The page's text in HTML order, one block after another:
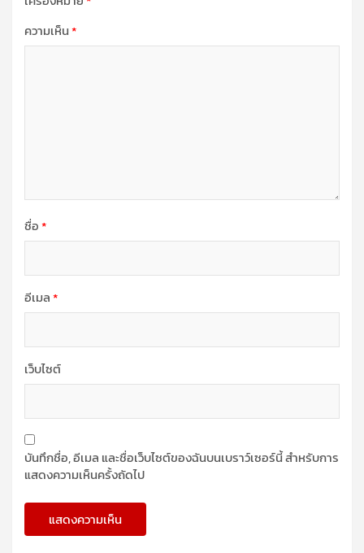
ความเห็น*
ชื่อ*
อีเมล*
เว็บไซต์
บันทึกชื่อ, อีเมล และชื่อเว็บไซต์ของฉันบนเบราว์เซอร์นี้ สำหรับการ
แสดงความเห็นครั้งถัดไป